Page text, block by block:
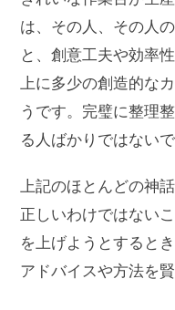
は、その人、その人
と、創意工夫や効率
上に多少の創造的な
うです。完璧に整理
る人ばかりではないで
上記のほとんどの神
正しいわけではない
を上げようとすると
アドバイスや方法を